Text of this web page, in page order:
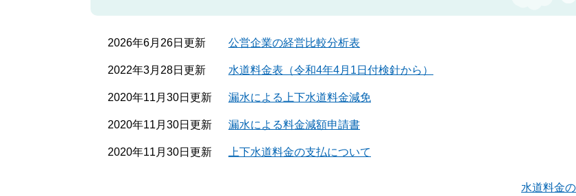
2026年6月26日更新 公営企業の経営比較分析表
2022年3月28日更新 水道料金表（令和4年4月1日付検針から）
2020年11月30日更新 漏水による上下水道料金減免
2020年11月30日更新 漏水による料金減額申請書
2020年11月30日更新 上下水道料金の支払について
水道料金